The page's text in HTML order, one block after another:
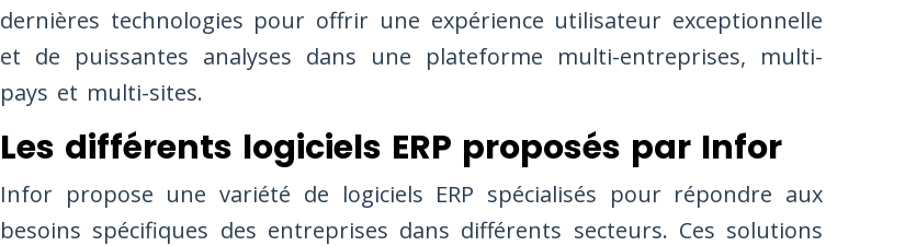
dernières technologies pour offrir une expérience utilisateur exceptionnelle
et de puissantes analyses dans une plateforme multi-entreprises, multi-
pays et multi-sites.
Les différents logiciels ERP proposés par Infor
Infor propose une variété de logiciels ERP spécialisés pour répondre aux
besoins spécifiques des entreprises dans différents secteurs. Ces solutions